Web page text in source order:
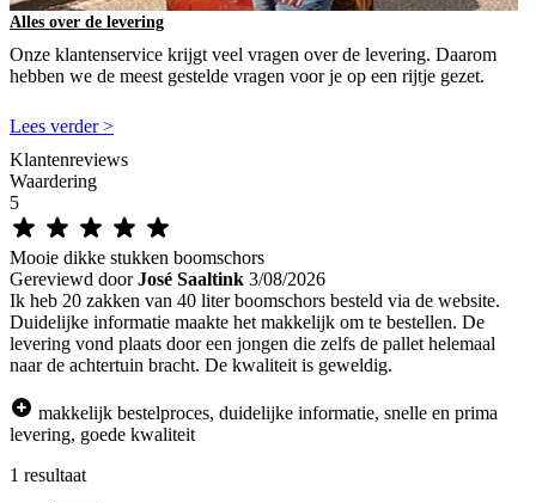
Alles over de levering
Onze klantenservice krijgt veel vragen over de levering. Daarom
hebben we de meest gestelde vragen voor je op een rijtje gezet.
Lees verder >
Klantenreviews
Waardering
5
Mooie dikke stukken boomschors
Gereviewd door José Saaltink 3/08/2026
Ik heb 20 zakken van 40 liter boomschors besteld via de website.
Duidelijke informatie maakte het makkelijk om te bestellen. De
levering vond plaats door een jongen die zelfs de pallet helemaal
naar de achtertuin bracht. De kwaliteit is geweldig.
makkelijk bestelproces, duidelijke informatie, snelle en prima
levering, goede kwaliteit
1 resultaat